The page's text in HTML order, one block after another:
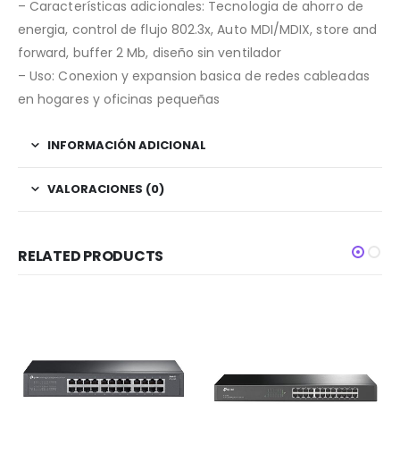
– Características adicionales: Tecnologia de ahorro de
energia, control de flujo 802.3x, Auto MDI/MDIX, store and
forward, buffer 2 Mb, diseño sin ventilador
– Uso: Conexion y expansion basica de redes cableadas
en hogares y oficinas pequeñas
INFORMACIÓN ADICIONAL
VALORACIONES (0)
RELATED PRODUCTS